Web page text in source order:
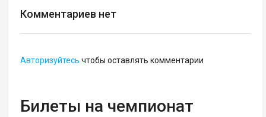
Комментариев нет
Авторизуйтесь чтобы оставлять комментарии
Билеты на чемпионат